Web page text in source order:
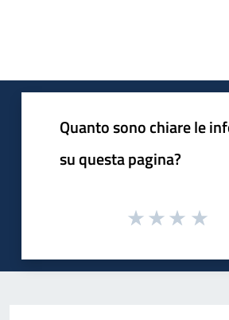
Quanto sono chiare le
su questa pagina?